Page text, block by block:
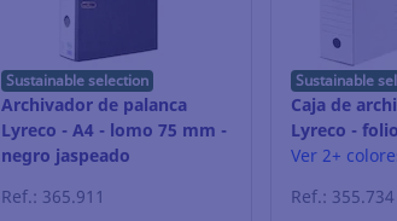
Sustainable selection
Archivador de palanca
Lyreco - A4 - lomo 75 mm -
negro jaspeado
Ref.: 365.911
Sustainable
Caja de
Lyreco -
mm -
Ver 2+
Ref.: 355.734